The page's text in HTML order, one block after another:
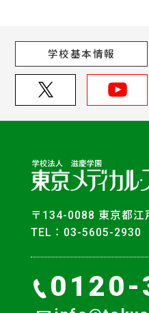
学校基本情報
〒134-0088 東京都
TEL：03-5605-2930
0120-